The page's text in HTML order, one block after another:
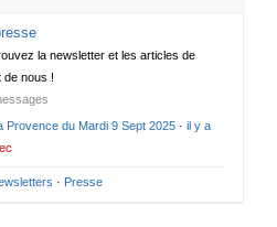
la newsletter et les articles de
de nous !
Provence du Mardi 9 Sept 2025 · il y a
· Presse